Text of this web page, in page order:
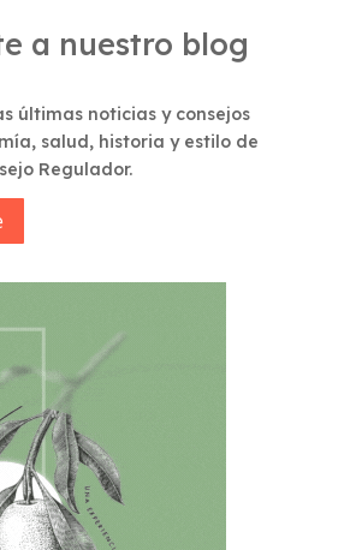
a nuestro blog
últimas noticias y consejos
salud, historia y estilo de
Regulador.